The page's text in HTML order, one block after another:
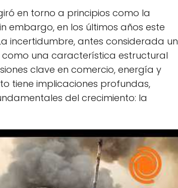
en torno a principios como la
embargo, en los últimos años este
incertidumbre, antes considerada un
una característica estructural
clave en comercio, energía y
tiene implicaciones profundas,
del crecimiento: la